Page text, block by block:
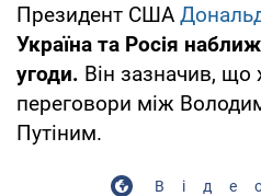
Президент США
Україна та Росія
угоди. Він зазначив, що
переговори між
Путіним.